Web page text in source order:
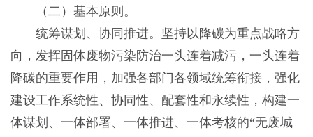
（二）基本原则。
统筹谋划、协同推进。坚持以降碳为重点战略方
向，发挥固体废物污染防治一头连着减污，一头连着
降碳的重要作用，加强各部门各领域统筹衔接，强化
建设工作系统性、协同性、配套性和永续性，构建一
体谋划、一体部署、一体推进、一体考核的“无废城